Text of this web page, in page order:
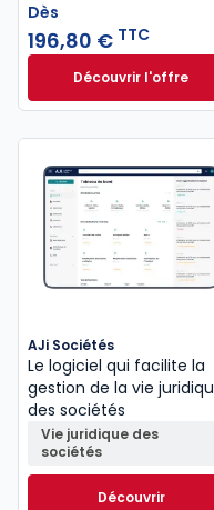
Dès
196,80 € TTC
Découvrir l'offre
L'appel
Dès
AJi Sociétés
Le logiciel qui facilite la
gestion de la vie
des sociétés
Vie juridique des
sociétés
Découvrir